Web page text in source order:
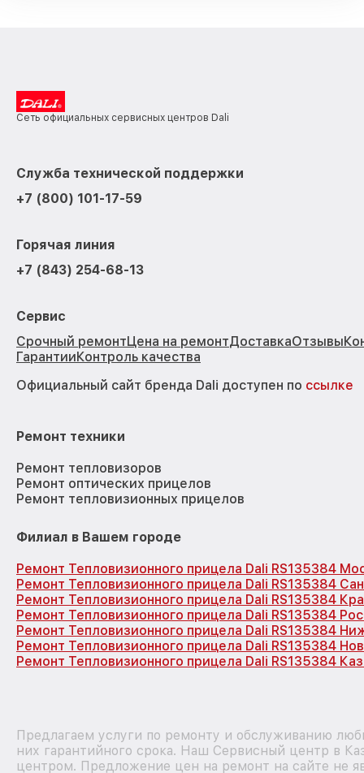
Сеть официальных сервисных центров Dali
Служба технической поддержки
+7 (800) 101-17-59
Горячая линия
+7 (843) 254-68-13
Сервис
Срочный ремонтЦена на ремонтДоставкаОтзывы
ГарантииКонтроль качества
Официальный сайт бренда Dali доступен по ссылке
Ремонт техники
Ремонт тепловизоров
Ремонт оптических прицелов
Ремонт тепловизионных прицелов
Филиал в Вашем городе
Ремонт Тепловизионного прицела Dali RS135384
Ремонт Тепловизионного прицела Dali RS135384
Ремонт Тепловизионного прицела Dali RS135384
Ремонт Тепловизионного прицела Dali RS135384
Ремонт Тепловизионного прицела Dali RS135384
Ремонт Тепловизионного прицела Dali RS135384
Ремонт Тепловизионного прицела Dali RS135384
Предлагаем услуги по ремонту и обслуживанию
них гарантийного срока. Наш Сервисный центр в
центром. Предложение цен на ремонт на сайте не